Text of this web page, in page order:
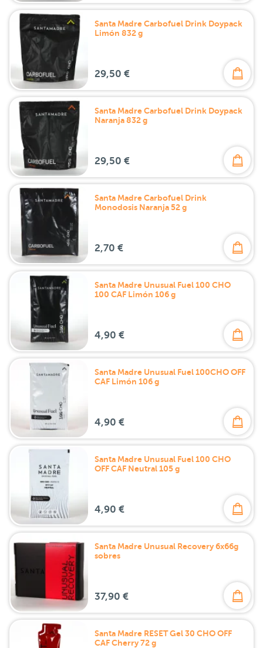
Santa Madre Carbofuel Drink Doypack
Limón 832 g
29,50 €
Santa Madre Carbofuel Drink Doypack
Naranja 832 g
29,50 €
Santa Madre Carbofuel Drink
Monodosis Naranja 52 g
2,70 €
Santa Madre Unusual Fuel 100 CHO
100 CAF Limón 106 g
4,90 €
Santa Madre Unusual Fuel 100CHO OFF
CAF Limón 106 g
4,90 €
Santa Madre Unusual Fuel 100 CHO
OFF CAF Neutral 105 g
4,90 €
Santa Madre Unusual Recovery 6x66g
sobres
37,90 €
Santa Madre RESET Gel 30 CHO OFF
CAF Cherry 72 g